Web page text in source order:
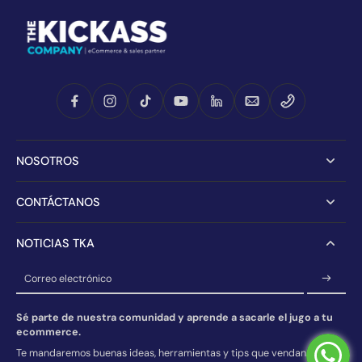
NOSOTROS
CONTÁCTANOS
NOTICIAS TKA
Correo electrónico
Sé parte de nuestra comunidad y aprende a sacarle el jugo a tu
ecommerce.
Te mandaremos buenas ideas, herramientas y tips que vendan.